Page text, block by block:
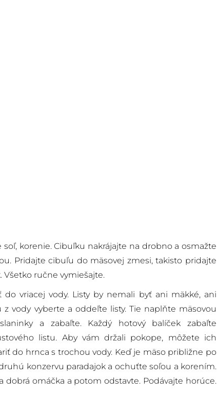
korenie. Cibuľku nakrájajte na drobno a osmažte
Pridajte cibuľu do mäsovej zmesi, takisto pridajte
Všetko ručne vymiešajte.
vriacej vody. Listy by nemali byť ani mäkké, ani
vody vyberte a oddeľte listy. Tie naplňte mäsovou
a zabaľte. Každý hotový balíček zabaľte
listu. Aby vám držali pokope, môžete ich
do hrnca s trochou vody. Keď je mäso približne po
konzervu paradajok a ochuťte soľou a korením.
dobrá omáčka a potom odstavte. Podávajte horúce.